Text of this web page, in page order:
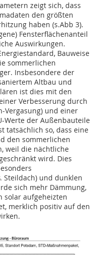
zeigt sich, dass
den größten
haben (s.Abb 3).
Fensterflächenanteil
Auswirkungen.
Bauweise
sommerlichen
Insbesondere der
Altbau und
ist dies mit den
Verbesserung durch
Vergasung) und einer
Werte der Außenbauteile
tatsächlich so, dass eine
den sommerlichen
weil die nächtliche
wird. Dies
Steildach) und dunklen
sich mehr Dämmung,
solar aufgeheizten
merklich positiv auf den